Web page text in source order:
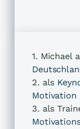
1. Michael
2. als
Motivation
3. als